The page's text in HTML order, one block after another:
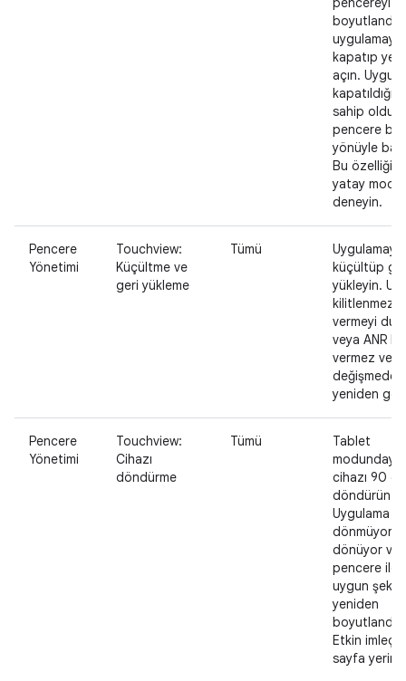
uygulamayı
kapatıp
açın.
sahip
pencere
yönüyle
Bu özelliği
yatay
deneyin.
Pencere
Yönetimi
Touchview:
Küçültme ve
geri yükleme
Tümü
Uygulamayı
küçültüp
yükleyin.
kilitlenmez,
vermeyi
veya ANR
vermez ve
değişmeden
yeniden
Pencere
Yönetimi
Touchview:
Cihazı
döndürme
Tümü
Tablet
cihazı 90
döndürün.
Uygulama
dönmüyor
dönüyor ve
pencere ile
uygun
yeniden
Etkin imleç
sayfa